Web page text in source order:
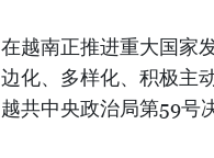
在越南正推进重大国家
边化、多样化、积极主
越共中央政治局第59号